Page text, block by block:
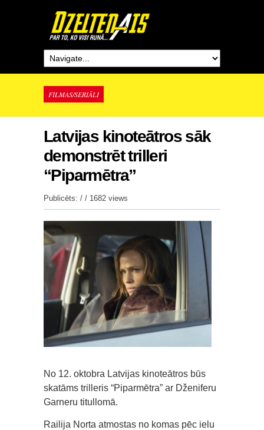
FILMAS/SERIĀLI
Latvijas kinoteātros sāk
demonstrēt trilleri
“Piparmētra”
Publicēts: / / 1682 views
No 12. oktobra Latvijas kinoteātros būs
skatāms trilleris “Piparmētra” ar Dženiferu
Garneru titullomā.
Railija Norta atmostas no komas pēc ielu